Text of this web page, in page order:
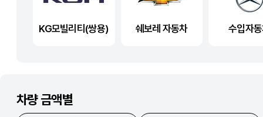
KG모빌리티(쌍용) 쉐보레 자동차 수입자
차량 금액별